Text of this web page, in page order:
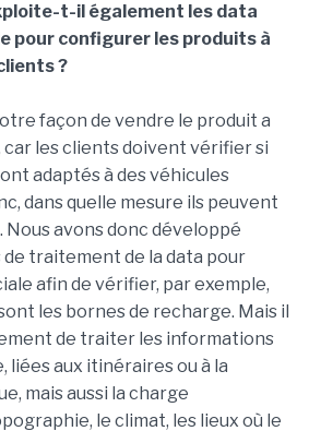
t-il également les data
pour configurer les produits à
?
façon de vendre le produit a
car les clients doivent vérifier si
adaptés à des véhicules
dans quelle mesure ils peuvent
avons donc développé
de traitement de la data pour
afin de vérifier, par exemple,
les bornes de recharge. Mais il
de traiter les informations
liées aux itinéraires ou à la
mais aussi la charge
le climat, les lieux où le